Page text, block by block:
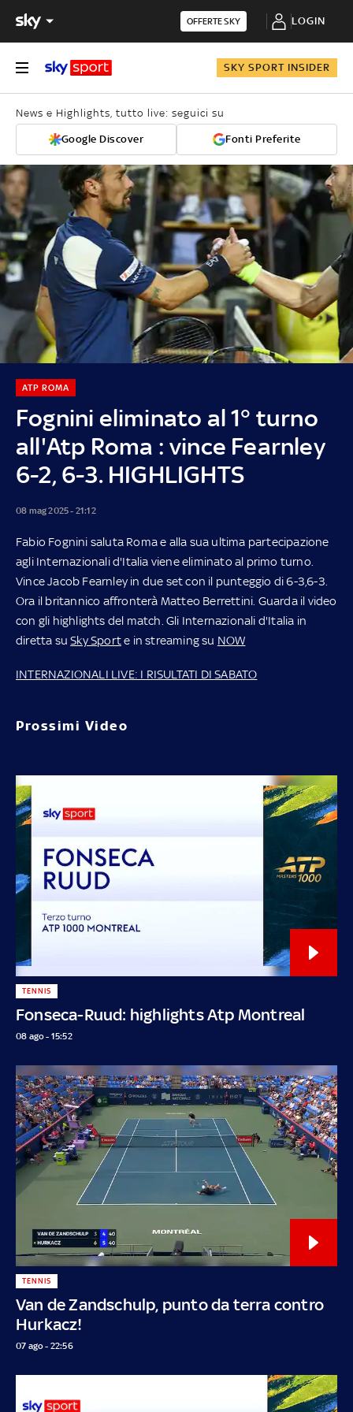
OFFERTE SKY LOGIN
SKY SPORT INSIDER
News e Highlights, tutto live: seguici su
Google Discover Fonti Preferite
Fognini eliminato al 1° turno
all'Atp Roma : vince Fearnley
6-2, 6-3. HIGHLIGHTS
ATP ROMA
08 mag 2025 - 21:12
Fabio Fognini saluta Roma e alla sua ultima partecipazione
agli Internazionali d'Italia viene eliminato al primo turno.
Vince Jacob Fearnley in due set con il punteggio di 6-3,6-3.
Ora il britannico affronterà Matteo Berrettini. Guarda il video
con gli highlights del match. Gli Internazionali d'Italia in
diretta suSky Sporte in streaming su NOW
INTERNAZIONALI LIVE: I RISULTATI DI SABATO
Prossimi Video
Fonseca-Ruud: highlights Atp Montreal
TENNIS
08 ago - 15:52
Van de Zandschulp, punto da terra contro
Hurkacz!
TENNIS
07 ago - 22:56